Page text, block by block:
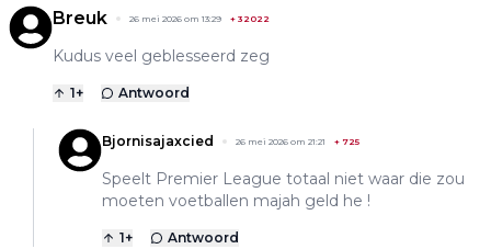
Breuk 26 mei 2026 om 13:29 + 32022
Kudus veel geblesseerd zeg
1+ Antwoord
Bjornisajaxcied 26 mei 2026 om 21:21 + 725
Speelt Premier League totaal niet waar die zou
moeten voetballen majah geld he !
1+ Antwoord